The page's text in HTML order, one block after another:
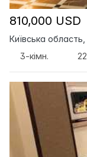
810,000 USD
Київська
3-кімн.